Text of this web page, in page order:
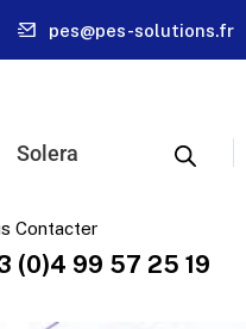
pes@pes-solutions.fr
Solera
Contacter
(0)4 99 57 25 19